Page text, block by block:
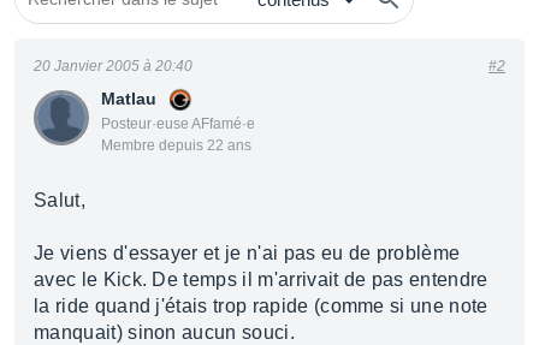
Matlau
Posteur·euse AFfamé·e
Membre depuis 22 ans
20 Janvier 2005 à 20:40 #2
Salut,
Je viens d'essayer et je n'ai pas eu de problème
avec le Kick. De temps il m'arrivait de pas entendre
la ride quand j'étais trop rapide (comme si une note
manquait) sinon aucun souci.